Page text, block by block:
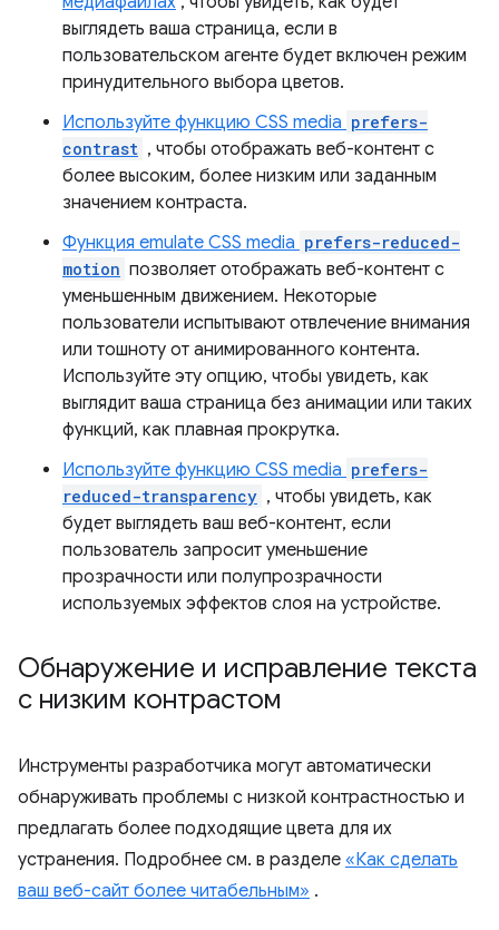
выглядеть ваша страница, если в
пользовательском агенте будет включен режим
принудительного выбора цветов.
Используйте функцию CSS media prefers-
contrast , чтобы отображать веб-контент с
более высоким, более низким или заданным
значением контраста.
Функция emulate CSS media prefers-reduced-
motion позволяет отображать веб-контент с
уменьшенным движением. Некоторые
пользователи испытывают отвлечение внимания
или тошноту от анимированного контента.
Используйте эту опцию, чтобы увидеть, как
выглядит ваша страница без анимации или таких
функций, как плавная прокрутка.
Используйте функцию CSS media prefers-
reduced-transparency , чтобы увидеть, как
будет выглядеть ваш веб-контент, если
пользователь запросит уменьшение
прозрачности или полупрозрачности
используемых эффектов слоя на устройстве.
Обнаружение и исправление текста
с низким контрастом
Инструменты разработчика могут автоматически
обнаруживать проблемы с низкой контрастностью и
предлагать более подходящие цвета для их
устранения. Подробнее см. в разделе «Как сделать
ваш веб-сайт более читабельным» .